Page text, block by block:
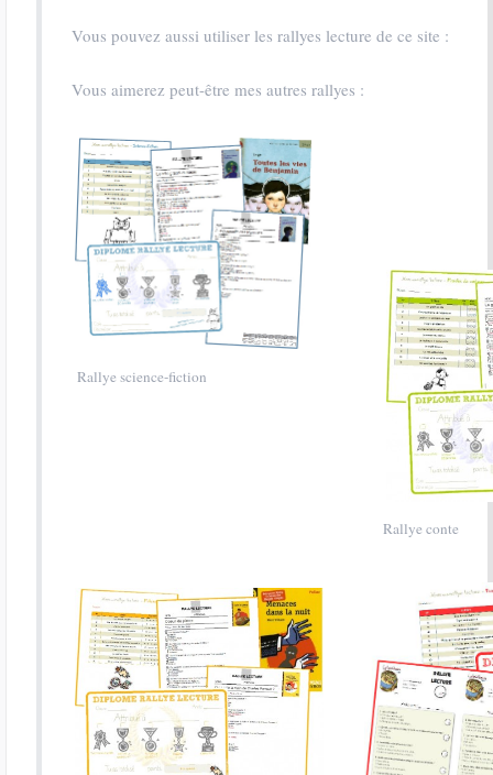
Vous pouvez aussi utiliser les rallyes lecture de ce site :
Vous aimerez peut-être mes autres rallyes :
Rallye science-fiction
Rallye conte